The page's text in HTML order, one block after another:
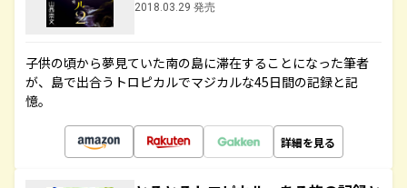
2018.03.29 発売
子供の頃から夢見ていた南の島に滞在することになった筆者
が、島で出合うトロピカルでマジカルな45日間の記録と記
憶。
詳細を見る